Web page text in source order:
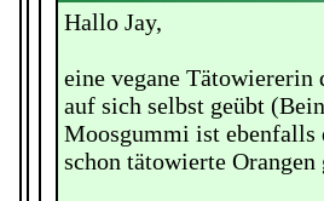
Hallo Jay,
eine vegane
auf sich selbst geübt
Moosgummi ist ebenfalls
schon tätowierte Orangen